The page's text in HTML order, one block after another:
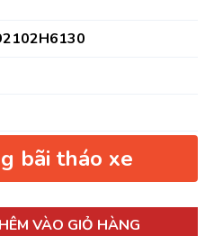
bãi tháo xe
VÀO GIỎ HÀNG